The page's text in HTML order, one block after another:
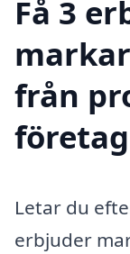
Få 3
från
företag
Letar du
erbjuder